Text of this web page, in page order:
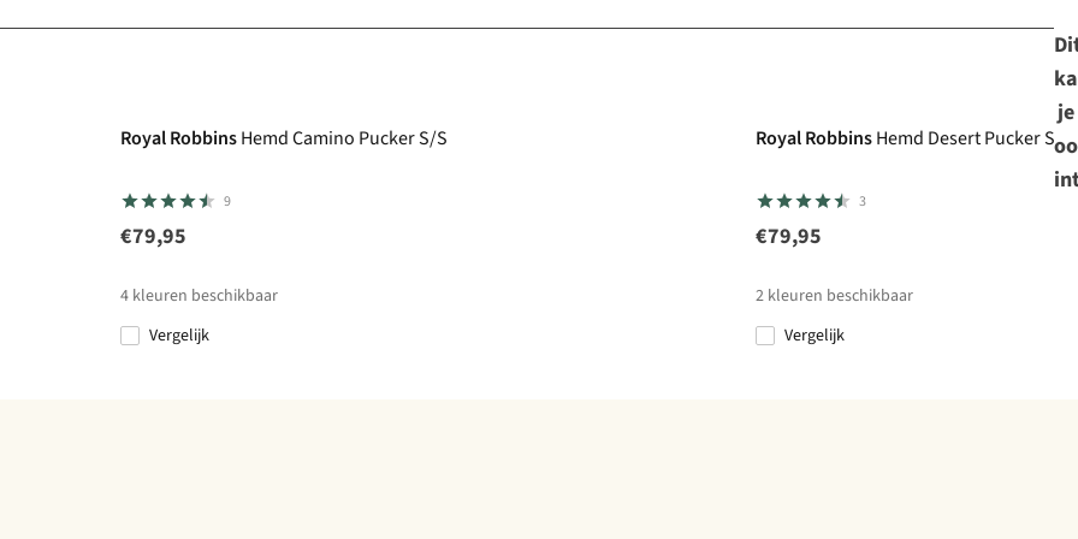
Royal RobbinsHemd Camino Pucker S/S
9
€79,95
4 kleuren beschikbaar
Vergelijk
Royal RobbinsHemd Desert Pucker S/S
3
€79,95
2 kleuren beschikbaar
Vergelijk
je